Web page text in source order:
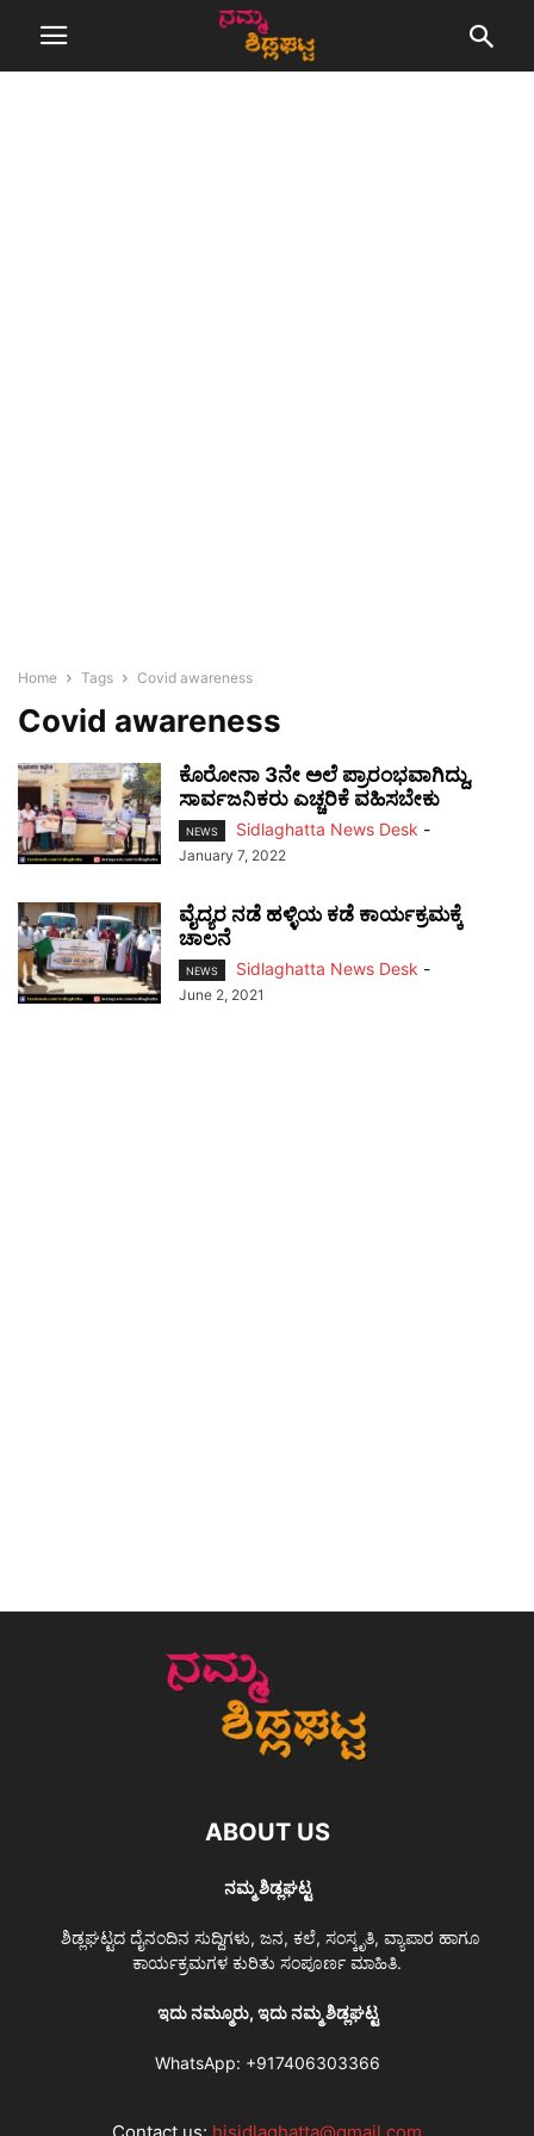
Home Tags Covid awareness
Covid awareness
ಕೊರೋನಾ 3ನೇ ಅಲೆ ಪ್ರಾರಂಭವಾಗಿದ್ದು,
ಸಾರ್ವಜನಿಕರು ಎಚ್ಚರಿಕೆ ವಹಿಸಬೇಕು
NEWS Sidlaghatta News Desk -
January 7, 2022
ವೈದ್ಯರ ನಡೆ ಹಳ್ಳಿಯ ಕಡೆ ಕಾರ್ಯಕ್ರಮಕ್ಕೆ
ಚಾಲನೆ
NEWS Sidlaghatta News Desk -
June 2, 2021
ABOUT US
ನಮ್ಮ ಶಿಡ್ಲಘಟ್ಟ
ಶಿಡ್ಲಘಟ್ಟದ ದೈನಂದಿನ ಸುದ್ದಿಗಳು, ಜನ, ಕಲೆ, ಸಂಸ್ಕೃತಿ, ವ್ಯಾಪಾರ ಹಾಗೂ
ಕಾರ್ಯಕ್ರಮಗಳ ಕುರಿತು ಸಂಪೂರ್ಣ ಮಾಹಿತಿ.
ಇದು ನಮ್ಮೂರು, ಇದು ನಮ್ಮ ಶಿಡ್ಲಘಟ್ಟ
WhatsApp: +917406303366